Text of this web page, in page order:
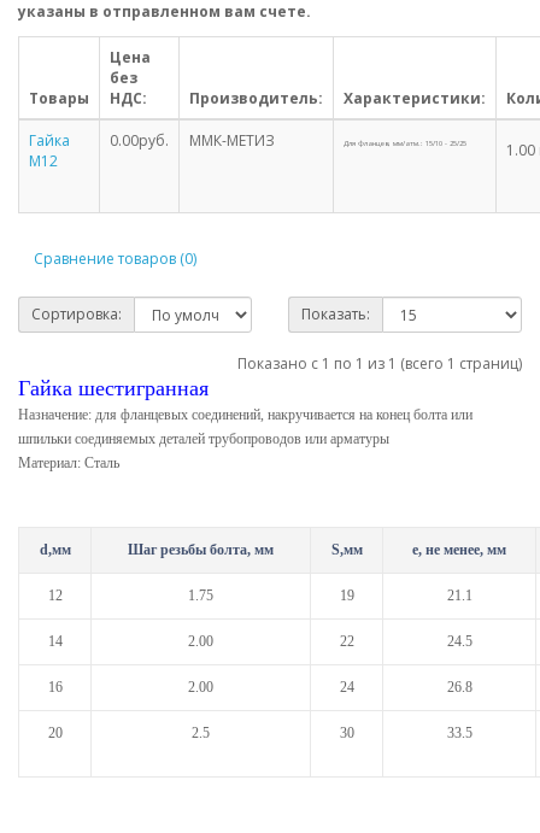
указаны в отправленном вам счете.
Товары
Цена
без
НДС:
Производитель: Характеристики:
Гайка
М12
0.00руб. ММК-МЕТИЗ Для фланцев, мм/атм.: 15/10 - 25/25
Сравнение товаров (0)
Сортировка: Показать:
Показано с 1 по 1 из 1 (всего 1 страниц)
Гайка шестигранная
Назначение: для фланцевых соединений, накручивается на конец болта или
шпильки соединяемых деталей трубопроводов или арматуры
Материал: Сталь
d,мм Шаг резьбы болта, мм S,мм e, не менее, мм
12 1.75 19 21.1
14 2.00 22 24.5
16 2.00 24 26.8
20 2.5 30 33.5